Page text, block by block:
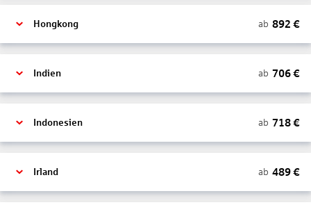
Hongkong ab 892 €
Indien ab 706€
Indonesien ab 718€
Irland ab 489€